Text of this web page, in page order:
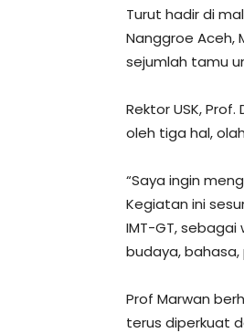
Turut hadir di
Nanggroe Aceh,
sejumlah tamu
Rektor USK,
oleh tiga hal,
“Saya ingin
Kegiatan ini
IMT-GT,
budaya, bahasa,
Prof Marwan
terus diperkuat